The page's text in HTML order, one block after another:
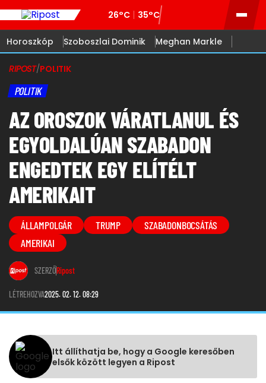
26°C 35°C
Horoszkóp Szoboszlai Dominik Meghan Markle
RIPOST/POLITIK
POLITIK
AZ OROSZOK VÁRATLANUL ÉS
EGYOLDALÚAN SZABADON
ENGEDTEK EGY ELÍTÉLT
AMERIKAIT
ÁLLAMPOLGÁR TRUMP
SZABADONBOCSÁTÁS
AMERIKAI
SZERZŐRipost
LÉTREHOZVA2025. 02. 12. 08:29
Itt állíthatja be, hogy a Google keresőben
elsők között legyen a Ripost